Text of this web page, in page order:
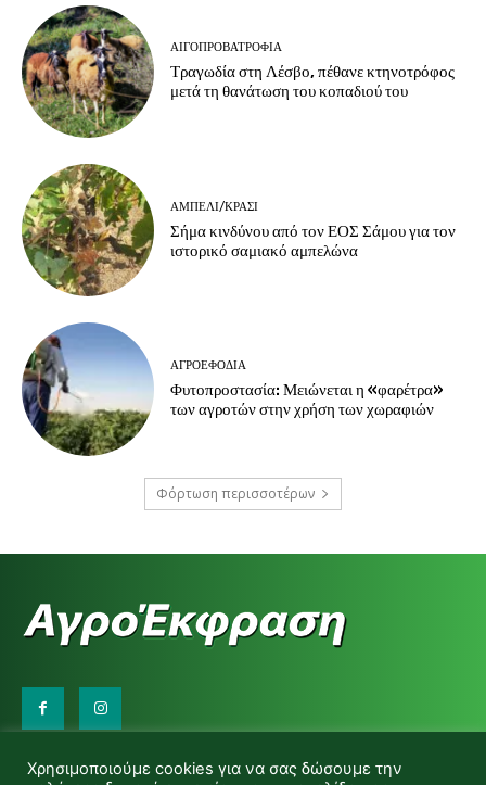
ΑΙΓΟΠΡΟΒΑΤΡΟΦΊΑ
Τραγωδία στη Λέσβο, πέθανε κτηνοτρόφος
μετά τη θανάτωση του κοπαδιού του
ΑΜΠΈΛΙ/ΚΡΑΣΊ
Σήμα κινδύνου από τον ΕΟΣ Σάμου για τον
ιστορικό σαμιακό αμπελώνα
ΑΓΡΟΕΦΌΔΙΑ
Φυτοπροστασία: Μειώνεται η «φαρέτρα»
των αγροτών στην χρήση των χωραφιών
Φόρτωση περισσοτέρων
d.makas@yahoo.gr
Χρησιμοποιούμε cookies για να σας δώσουμε την